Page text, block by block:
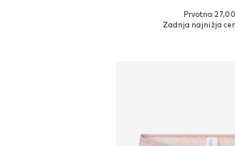
Razpoložljive velikosti:
Prvotno:
Zadnja najnižja